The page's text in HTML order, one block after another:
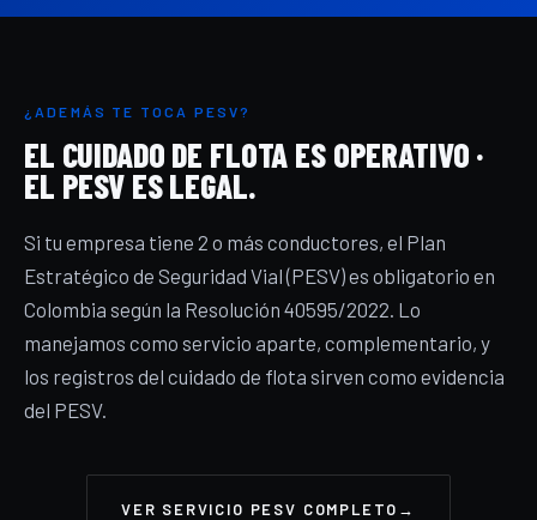
¿ADEMÁS TE TOCA PESV?
EL CUIDADO DE FLOTA ES OPERATIVO ·
EL PESV ES LEGAL.
Si tu empresa tiene 2 o más conductores, el Plan
Estratégico de Seguridad Vial (PESV) es obligatorio en
Colombia según la Resolución 40595/2022. Lo
manejamos como servicio aparte, complementario, y
los registros del cuidado de flota sirven como evidencia
del PESV.
VER SERVICIO PESV COMPLETO →